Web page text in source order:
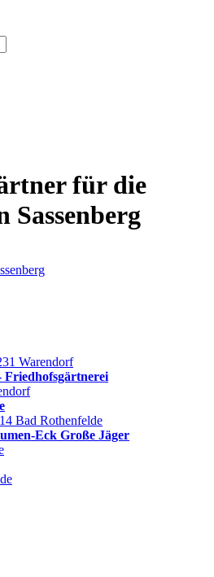
für die
Sassenberg
Warendorf
Friedhofsgärtnerei
Bad Rothenfelde
Eck Große Jäger